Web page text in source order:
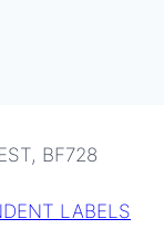
LABELS